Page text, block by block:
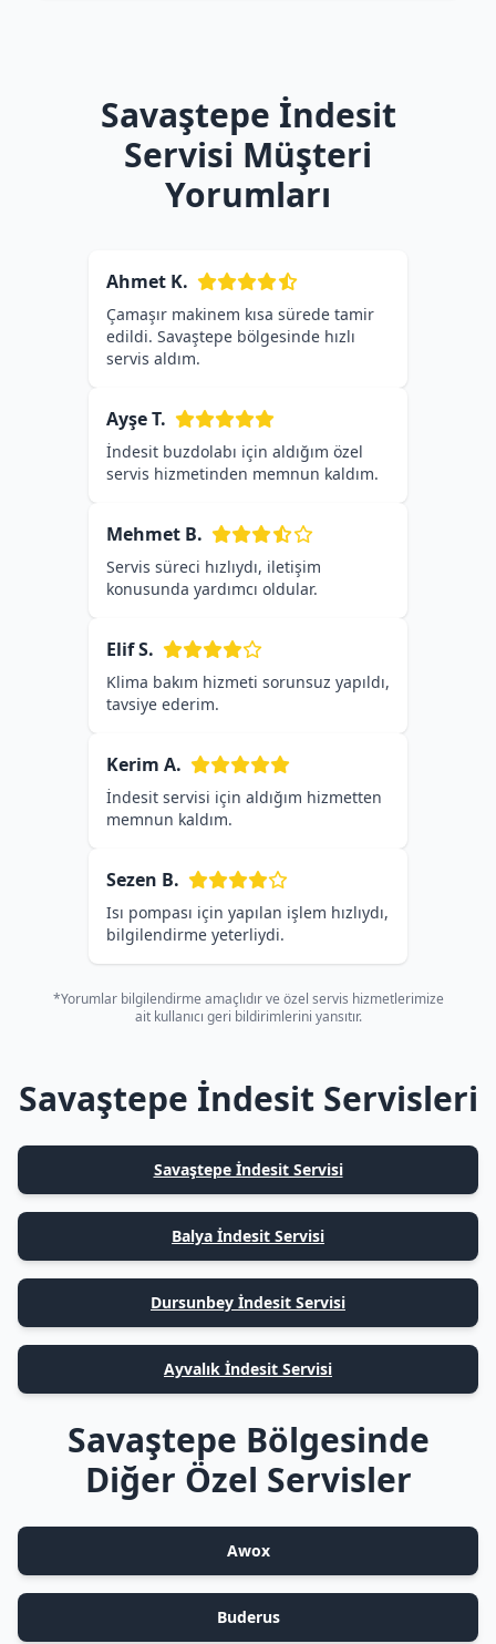
Savaştepe İndesit
Servisi Müşteri
Yorumları
Ahmet K.
Çamaşır makinem kısa sürede tamir
edildi. Savaştepe bölgesinde hızlı
servis aldım.
Ayşe T.
İndesit buzdolabı için aldığım özel
servis hizmetinden memnun kaldım.
Mehmet B.
Servis süreci hızlıydı, iletişim
konusunda yardımcı oldular.
Elif S.
Klima bakım hizmeti sorunsuz yapıldı,
tavsiye ederim.
Kerim A.
İndesit servisi için aldığım hizmetten
memnun kaldım.
Sezen B.
Isı pompası için yapılan işlem hızlıydı,
bilgilendirme yeterliydi.
*Yorumlar bilgilendirme amaçlıdır ve özel servis hizmetlerimize
ait kullanıcı geri bildirimlerini yansıtır.
Savaştepe İndesit Servisleri
Savaştepe İndesit Servisi
Balya İndesit Servisi
Dursunbey İndesit Servisi
Ayvalık İndesit Servisi
Savaştepe Bölgesinde
Diğer Özel Servisler
Awox
Buderus